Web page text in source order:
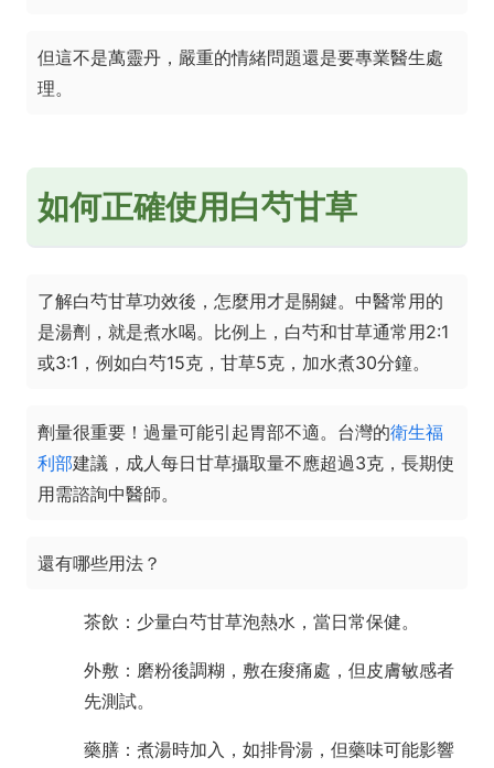
但這不是萬靈丹，嚴重的情緒問題還是要專業醫生處
理。
如何正確使用白芍甘草
了解白芍甘草功效後，怎麼用才是關鍵。中醫常用的
是湯劑，就是煮水喝。比例上，白芍和甘草通常用2:1
或3:1，例如白芍15克，甘草5克，加水煮30分鐘。
劑量很重要！過量可能引起胃部不適。台灣的衛生福
利部建議，成人每日甘草攝取量不應超過3克，長期使
用需諮詢中醫師。
還有哪些用法？
茶飲：少量白芍甘草泡熱水，當日常保健。
外敷：磨粉後調糊，敷在痠痛處，但皮膚敏感者
先測試。
藥膳：煮湯時加入，如排骨湯，但藥味可能影響